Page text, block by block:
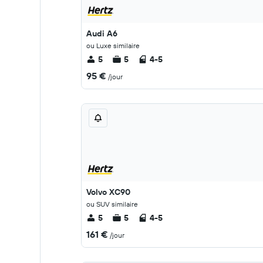
Audi A6
ou Luxe similaire
5 5 4-5
95 € /jour
Volvo XC90
ou SUV similaire
5 5 4-5
161 € /jour